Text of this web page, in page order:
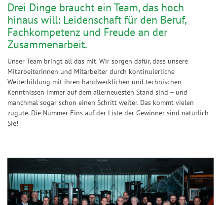
Drei Dinge braucht ein Team, das hoch
hinaus will: Leidenschaft für den Beruf,
Fachkompetenz und Freude an der
Zusammenarbeit.
Unser Team bringt all das mit. Wir sorgen dafür, dass unsere
Mitarbeiterinnen und Mitarbeiter durch kontinuierliche
Weiterbildung mit ihren handwerklichen und technischen
Kenntnissen immer auf dem allerneuesten Stand sind – und
manchmal sogar schon einen Schritt weiter. Das kommt vielen
zugute. Die Nummer Eins auf der Liste der Gewinner sind natürlich
Sie!